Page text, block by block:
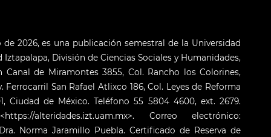
de 2026, es una publicación semestral de la Universidad
División de Ciencias Sociales y Humanidades,
de Miramontes 3855, Col. Rancho los Colorines,
Ferrocarril San Rafael Atlixco 186, Col. Leyes de Reforma
Ciudad de México. Teléfono 55 5804 4600, ext. 2679.
alteridades.izt.uam.mx>. Correo electrónico:
Norma Jaramillo Puebla. Certificado de Reserva de